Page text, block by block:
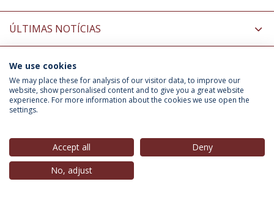
ÚLTIMAS NOTÍCIAS
INFORMAÇÃO PARA
We use cookies
We may place these for analysis of our visitor data, to improve our
website, show personalised content and to give you a great website
experience. For more information about the cookies we use open the
settings.
Accept all
Deny
No, adjust